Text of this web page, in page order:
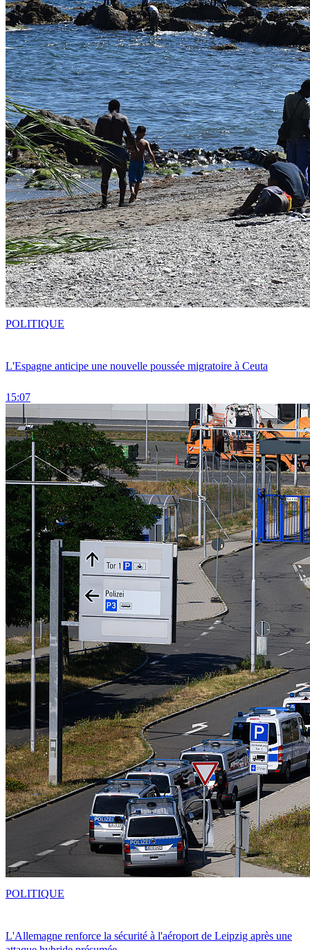
L'Espagne anticipe une nouvelle poussée migratoire à Ceuta
15:07
POLITIQUE
L'Allemagne renforce la sécurité à l'aéroport de Leipzig après une
POLITIQUE